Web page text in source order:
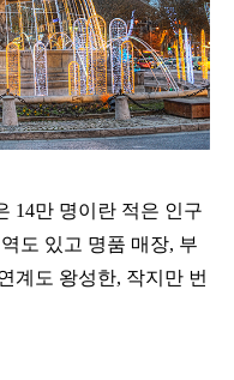
14만 명이란 적은 인구
도 있고 명품 매장, 부
계도 왕성한, 작지만 번